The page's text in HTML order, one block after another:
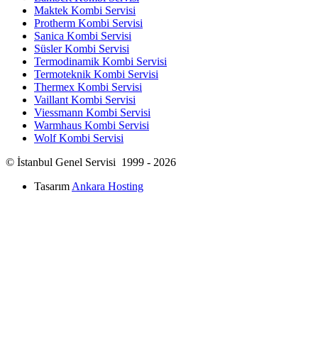
Maktek Kombi Servisi
Protherm Kombi Servisi
Sanica Kombi Servisi
Süsler Kombi Servisi
Termodinamik Kombi Servisi
Termoteknik Kombi Servisi
Thermex Kombi Servisi
Vaillant Kombi Servisi
Viessmann Kombi Servisi
Warmhaus Kombi Servisi
Wolf Kombi Servisi
© İstanbul Genel Servisi 1999 - 2026
Tasarım Ankara Hosting